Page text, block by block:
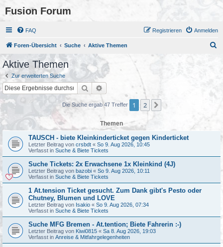
Fusion Forum
FAQ Anmelden
Registrieren
Foren-Übersicht Suche Aktive Themen
Aktive Themen
Zur erweiterten Suche
Suche Erweiterte Suche
Die Suche ergab 47 Treffer 1 2 Nächste
Themen
TAUSCH - biete Kleinkinderticket gegen Kinderticket
Letzter Beitrag von crsbdt « So 9. Aug 2026, 10:45
Verfasst in Suche & Biete Tickets
Suche Tickets: 2x Erwachsene 1x Kleinkind (4J)
Letzter Beitrag von bazobi « So 9. Aug 2026, 10:11
Verfasst in Suche & Biete Tickets
1 At.tension Ticket gesucht. Zum Dank gibt's Pesto oder
Chutney, Blumen und LOVE
Letzter Beitrag von Isakio « So 9. Aug 2026, 07:34
Verfasst in Suche & Biete Tickets
Suche MFG Bremen - At.tention; Biete Fahrerin :-)
Letzter Beitrag von Kiwi0815 « Sa 8. Aug 2026, 19:03
Verfasst in Anreise & Mitfahrgelegenheiten